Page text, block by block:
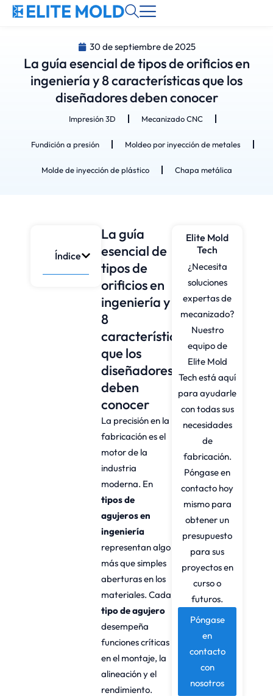
30 de septiembre de 2025
La guía esencial de tipos de orificios en
ingeniería y 8 características que los
diseñadores deben conocer
Impresión 3D Mecanizado CNC
Fundición a presión Moldeo por inyección de metales
Molde de inyección de plástico Chapa metálica
Índice
La guía
esencial de
tipos de
orificios en
ingeniería y
8
características
que los
diseñadores
deben
conocer
La precisión en la
fabricación es el
motor de la
industria
moderna. En
tipos de
agujeros en
ingeniería
representan algo
más que simples
aberturas en los
materiales. Cada
tipo de agujero
desempeña
funciones críticas
en el montaje, la
alineación y el
rendimiento.
Elite Mold
Tech
¿Necesita
soluciones
expertas de
mecanizado?
Nuestro
equipo de
Elite Mold
Tech está aquí
para ayudarle
con todas sus
necesidades
de
fabricación.
Póngase en
contacto hoy
mismo para
obtener un
presupuesto
para sus
proyectos en
curso o
futuros.
Póngase
en
contacto
con
nosotros